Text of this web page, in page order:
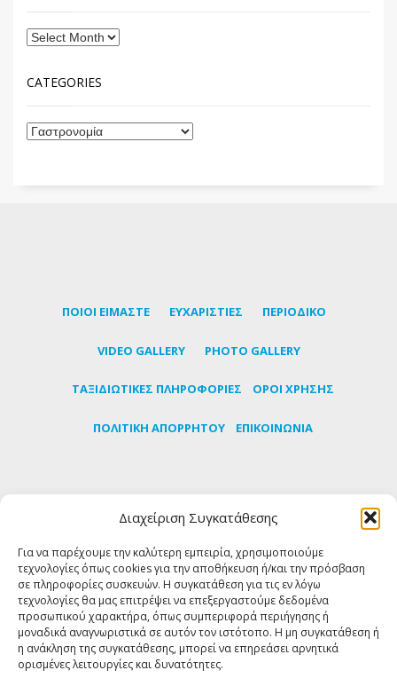
Διαχείριση Συγκατάθεσης
Για να παρέχουμε την καλύτερη εμπειρία, χρησιμοποιούμε
τεχνολογίες όπως cookies για την αποθήκευση ή/και την πρόσβαση
σε πληροφορίες συσκευών. Η συγκατάθεση για τις εν λόγω
τεχνολογίες θα μας επιτρέψει να επεξεργαστούμε δεδομένα
προσωπικού χαρακτήρα, όπως συμπεριφορά περιήγησης ή
μοναδικά αναγνωριστικά σε αυτόν τον ιστότοπο. Η μη συγκατάθεση ή
η ανάκληση της συγκατάθεσης, μπορεί να επηρεάσει αρνητικά
ορισμένες λειτουργίες και δυνατότητες.
CATEGORIES
ΠΟΙΟΙ ΕΙΜΑΣΤΕ ΕΥΧΑΡΙΣΤΙΕΣ ΠΕΡΙΟΔΙΚΟ
VIDEO GALLERY PHOTO GALLERY
TΑΞΙΔΙΩΤΙΚΕΣ ΠΛΗΡΟΦΟΡΙΕΣ ΟΡΟΙ ΧΡΗΣΗΣ
ΠΟΛΙΤΙΚΗ ΑΠΟΡΡΗΤΟΥ ΕΠΙΚΟΙΝΩΝΙΑ
πρώτοι τα τελευταία νέα για την Τήνο
ΕΓΓΡΑΦΗ
FOLLOW US